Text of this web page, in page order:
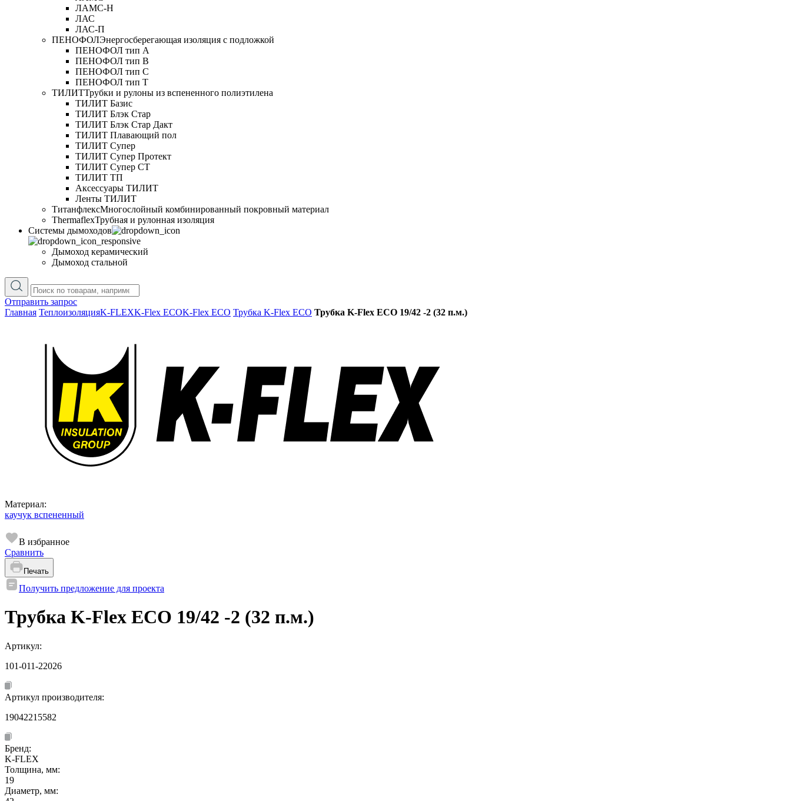
ЛАМС-Н
ЛАС
ЛАС-П
ПЕНОФОЛЭнергосберегающая изоляция с подложкой
ПЕНОФОЛ тип А
ПЕНОФОЛ тип B
ПЕНОФОЛ тип C
ПЕНОФОЛ тип T
ТИЛИТТрубки и рулоны из вспененного полиэтилена
ТИЛИТ Базис
ТИЛИТ Блэк Стар
ТИЛИТ Блэк Стар Дакт
ТИЛИТ Плавающий пол
ТИЛИТ Супер
ТИЛИТ Супер Протект
ТИЛИТ Супер СТ
ТИЛИТ ТП
Аксессуары ТИЛИТ
Ленты ТИЛИТ
ТитанфлексМногослойный комбинированный покровный материал
ThermaflexТрубная и рулонная изоляция
Cистемы дымоходов
Дымоход керамический
Дымоход стальной
Отправить запрос
Главная ТеплоизоляцияK-FLEXK-Flex ECOK-Flex ECO Трубка K-Flex ECO Трубка K-Flex ECO 19/42 -2 (32 п.м.)
Материал:
каучук вспененный
В избранное
Сравнить
Печать
Получить предложение для проекта
Трубка K-Flex ECO 19/42 -2 (32 п.м.)
Артикул:
101-011-22026
Артикул производителя:
19042215582
Бренд:
K-FLEX
Толщина, мм:
19
Диаметр, мм: